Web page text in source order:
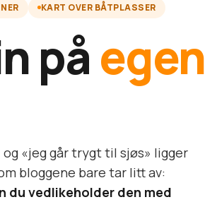
KART OVER BÅTPLASSER
påegen
«jeg går trygt til sjøs» ligger
bloggene bare tar litt av:
du vedlikeholder den med